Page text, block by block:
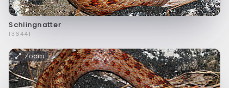
Schlingnatter
f36441
Zoom